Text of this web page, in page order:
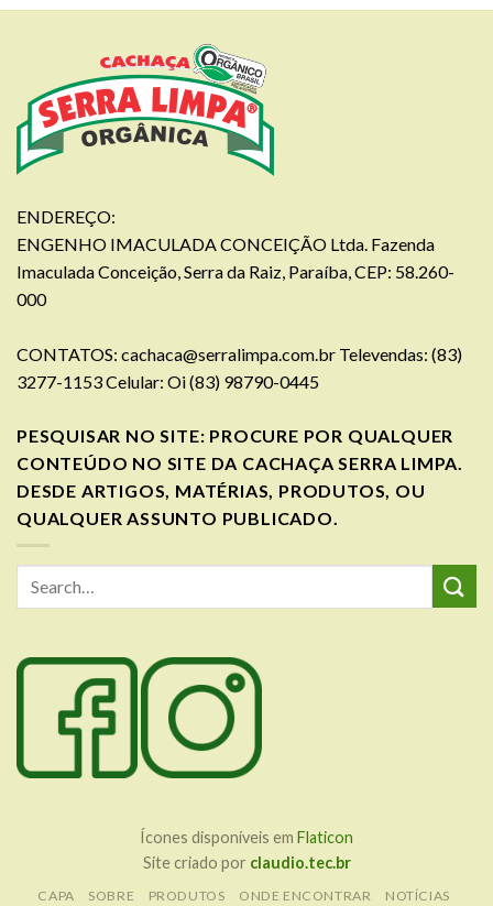
ENDEREÇO:
ENGENHO IMACULADA CONCEIÇÃO Ltda. Fazenda
Imaculada Conceição, Serra da Raiz, Paraíba, CEP: 58.260-
000
CONTATOS: cachaca@serralimpa.com.br Televendas: (83)
3277-1153 Celular: Oi (83) 98790-0445
PESQUISAR NO SITE: PROCURE POR QUALQUER
CONTEÚDO NO SITE DA CACHAÇA SERRA LIMPA.
DESDE ARTIGOS, MATÉRIAS, PRODUTOS, OU
QUALQUER ASSUNTO PUBLICADO.
Ícones disponíveis em Flaticon
Site criado por claudio.tec.br
CAPA SOBRE PRODUTOS ONDE ENCONTRAR
NOTÍCIAS